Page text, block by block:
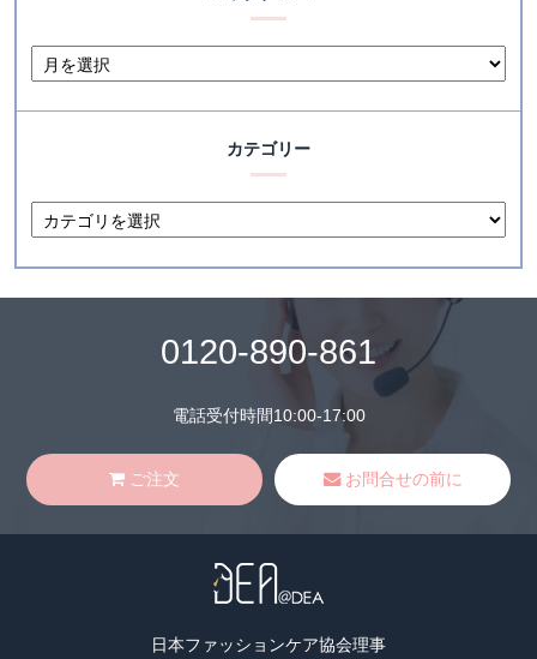
カテゴリー
0120-890-861
電話受付時間10:00-17:00
ご注文 お問合せの前に
日本ファッションケア協会理事